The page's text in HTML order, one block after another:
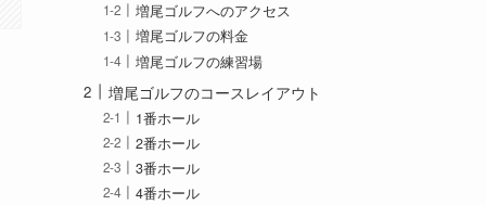
増尾ゴルフへのアクセス
増尾ゴルフの料金
増尾ゴルフの練習場
増尾ゴルフのコースレイアウト
1番ホール
2番ホール
3番ホール
4番ホール